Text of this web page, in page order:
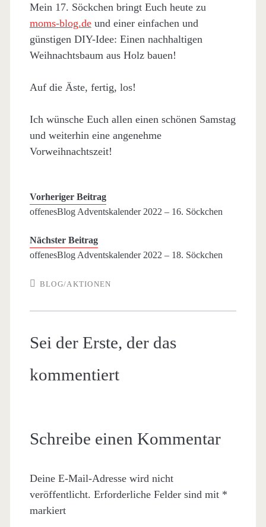
Mein 17. Söckchen bringt Euch heute zu
moms-blog.deund einer einfachen und
günstigen DIY-Idee: Einen nachhaltigen
Weihnachtsbaum aus Holz bauen!
Auf die Äste, fertig, los!
Ich wünsche Euch allen einen schönen Samstag
und weiterhin eine angenehme
Vorweihnachtszeit!
Vorheriger Beitrag
offenesBlog Adventskalender 2022 – 16. Söckchen
Nächster Beitrag
offenesBlog Adventskalender 2022 – 18. Söckchen
BLOG/AKTIONEN
Sei der Erste, der das
kommentiert
Schreibe einen Kommentar
Deine E-Mail-Adresse wird nicht
veröffentlicht. Erforderliche Felder sind mit *
markiert